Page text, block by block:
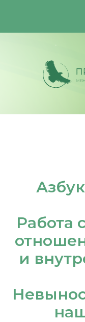
Работа
и